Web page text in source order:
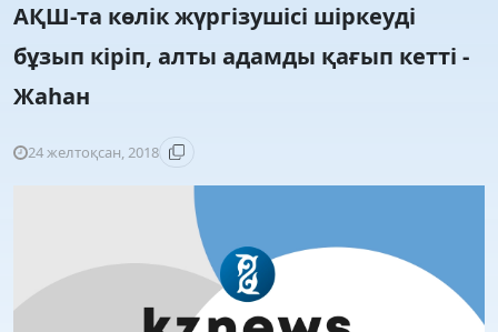
АҚШ-та көлік жүргізушісі шіркеуді
бұзып кіріп, алты адамды қағып кетті -
Жаһан
24 желтоқсан, 2018